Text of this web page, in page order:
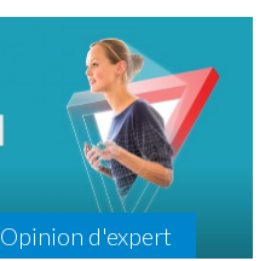
Opinion d'expert